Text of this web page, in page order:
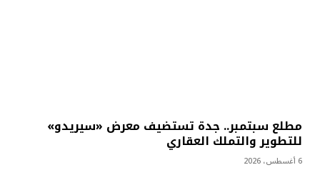
مطلع سبتمبر.. جدة تستضيف معرض «سيريدو»
للتطوير والتملك العقاري
6 أغسطس، 2026